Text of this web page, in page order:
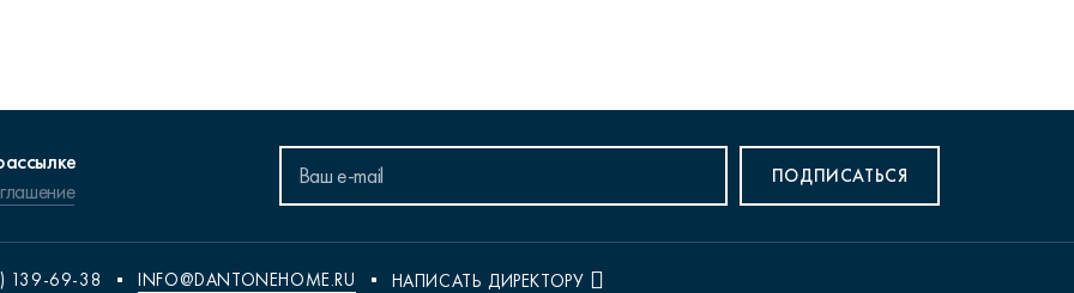
ПОДПИСАТЬСЯ
139-69-38 INFO@DANTONEHOME.RU НАПИСАТЬ ДИРЕКТОРУ